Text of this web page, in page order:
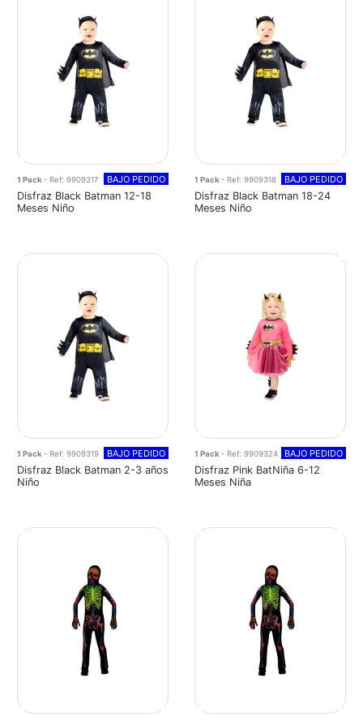
1 Pack - Ref: 9909317 BAJO PEDIDO
Disfraz Black Batman 12-18
Meses Niño
1 Pack - Ref: 9909318 BAJO PEDIDO
Disfraz Black Batman 18-24
Meses Niño
1 Pack - Ref: 9909319 BAJO PEDIDO
Disfraz Black Batman 2-3 años
Niño
1 Pack - Ref: 9909324 BAJO PEDIDO
Disfraz Pink BatNiña 6-12
Meses Niña